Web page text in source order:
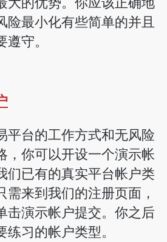
险最小化有些简单的并且
守。
平台的工作方式和无风险
，你可以开设一个演示帐
们已有的真实平台帐户类
来到我们的注册页面，
击演示帐户提交。你之后
习的帐户类型。